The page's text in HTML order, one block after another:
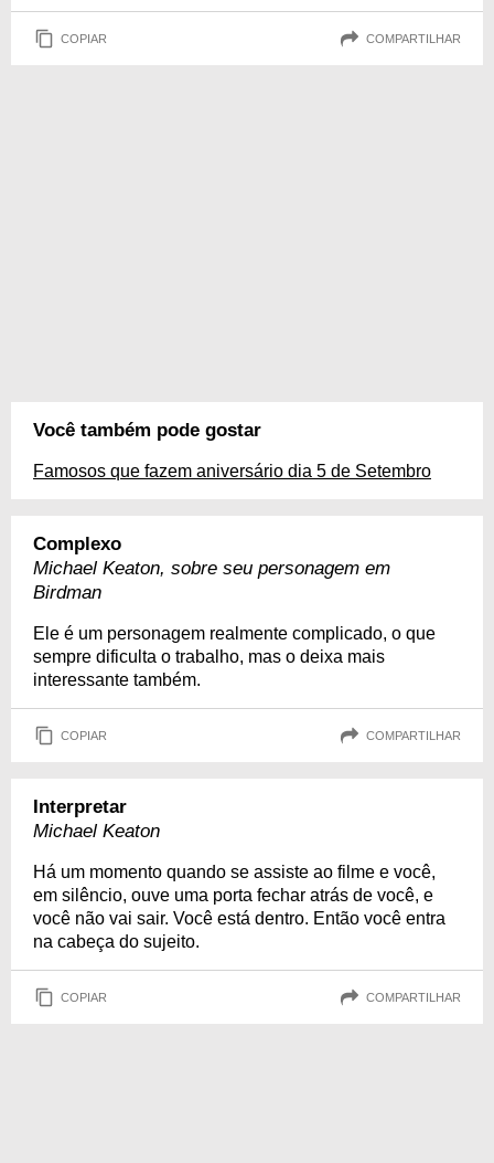
COPIAR COMPARTILHAR
Você também pode gostar
Famosos que fazem aniversário dia 5 de Setembro
Complexo
Michael Keaton, sobre seu personagem em
Birdman
Ele é um personagem realmente complicado, o que
sempre dificulta o trabalho, mas o deixa mais
interessante também.
COPIAR COMPARTILHAR
Interpretar
Michael Keaton
Há um momento quando se assiste ao filme e você,
em silêncio, ouve uma porta fechar atrás de você, e
você não vai sair. Você está dentro. Então você entra
na cabeça do sujeito.
COPIAR COMPARTILHAR